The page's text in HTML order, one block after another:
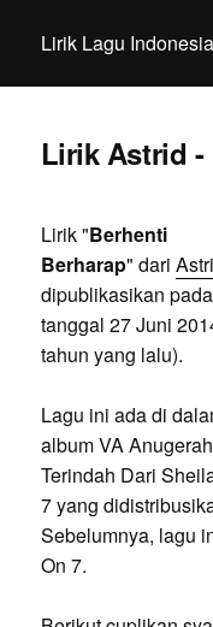
Lirik Lagu Indonesia
Lirik Astrid -
Lirik "Berhenti
Berharap" dari
dipublikasikan pada
tanggal 27 Juni
tahun yang lalu).
Lagu ini ada di
album VA Anugerah
Terindah Dari
7 yang
Sebelumnya, lagu
On 7.